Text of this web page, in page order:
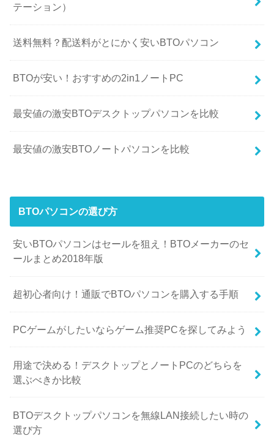
テーション）
送料無料？配送料がとにかく安いBTOパソコン
BTOが安い！おすすめの2in1ノートPC
最安値の激安BTOデスクトップパソコンを比較
最安値の激安BTOノートパソコンを比較
BTOパソコンの選び方
安いBTOパソコンはセールを狙え！BTOメーカーのセ
ールまとめ2018年版
超初心者向け！通販でBTOパソコンを購入する手順
PCゲームがしたいならゲーム推奨PCを探してみよう
用途で決める！デスクトップとノートPCのどちらを
選ぶべきか比較
BTOデスクトップパソコンを無線LAN接続したい時の
選び方